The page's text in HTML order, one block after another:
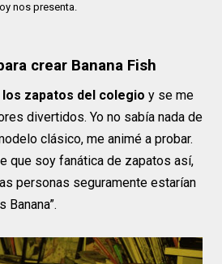
nos presenta.
crear Banana Fish
zapatos del colegio y se me
divertidos. Yo no sabía nada de
clásico, me animé a probar.
que soy fanática de zapatos así,
personas seguramente estarían
Banana”.